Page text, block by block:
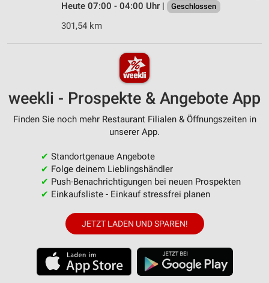
Heute 07:00 - 04:00 Uhr |
Geschlossen
301,54 km
weekli - Prospekte & Angebote App
Finden Sie noch mehr Restaurant Filialen & Öffnungszeiten in
unserer App.
✔ Standortgenaue Angebote
✔ Folge deinem Lieblingshändler
✔ Push-Benachrichtigungen bei neuen Prospekten
✔ Einkaufsliste - Einkauf stressfrei planen
JETZT LADEN UND SPAREN!